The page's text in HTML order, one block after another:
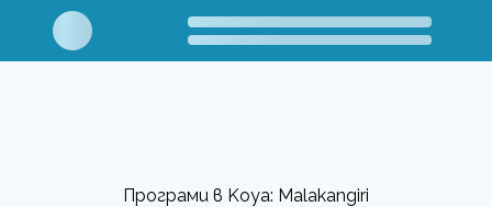
Програми в Koya: Malakangiri